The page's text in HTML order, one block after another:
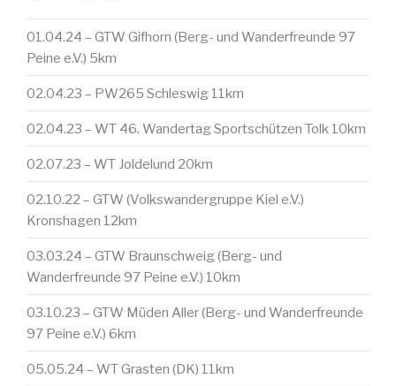
01.04.24 – GTW Gifhorn (Berg- und Wanderfreunde 97
Peine e.V.) 5km
02.04.23 – PW265 Schleswig 11km
02.04.23 – WT 46. Wandertag Sportschützen Tolk 10km
02.07.23 – WT Joldelund 20km
02.10.22 – GTW (Volkswandergruppe Kiel e.V.)
Kronshagen 12km
03.03.24 – GTW Braunschweig (Berg- und
Wanderfreunde 97 Peine e.V.) 10km
03.10.23 – GTW Müden Aller (Berg- und Wanderfreunde
97 Peine e.V.) 6km
05.05.24 – WT Grasten (DK) 11km